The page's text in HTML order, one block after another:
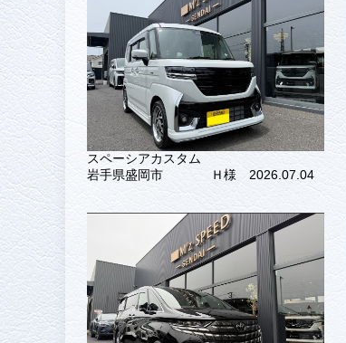
スペーシアカスタム
岩手県盛岡市
Ｈ様 2026.07.04